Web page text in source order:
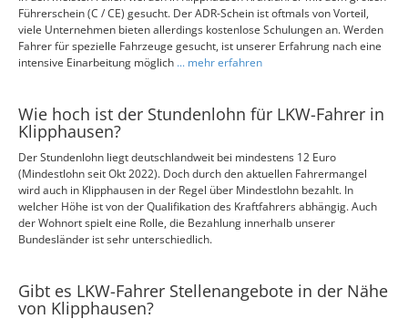
Führerschein (C / CE) gesucht. Der ADR-Schein ist oftmals von Vorteil,
viele Unternehmen bieten allerdings kostenlose Schulungen an. Werden
Fahrer für spezielle Fahrzeuge gesucht, ist unserer Erfahrung nach eine
intensive Einarbeitung möglich ... mehr erfahren
Wie hoch ist der Stundenlohn für LKW-Fahrer in
Klipphausen?
Der Stundenlohn liegt deutschlandweit bei mindestens 12 Euro
(Mindestlohn seit Okt 2022). Doch durch den aktuellen Fahrermangel
wird auch in Klipphausen in der Regel über Mindestlohn bezahlt. In
welcher Höhe ist von der Qualifikation des Kraftfahrers abhängig. Auch
der Wohnort spielt eine Rolle, die Bezahlung innerhalb unserer
Bundesländer ist sehr unterschiedlich.
Gibt es LKW-Fahrer Stellenangebote in der Nähe
von Klipphausen?